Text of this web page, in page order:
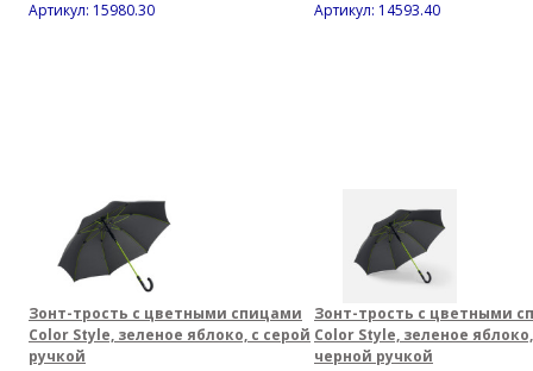
Артикул: 15980.30 Артикул: 14593.40
Зонт-трость с цветными спицами
Color Style, зеленое яблоко, с серой
ручкой
Зонт-трость с цветными
Color Style, зеленое
черной ручкой